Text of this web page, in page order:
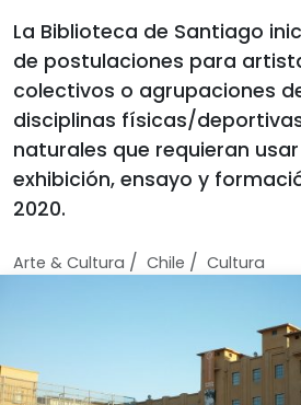
La Biblioteca de Santiago
de postulaciones para
colectivos o agrupaciones
disciplinas físicas/
naturales que requieran
exhibición, ensayo y
2020.
Arte & Cultura / Chile / Cultura